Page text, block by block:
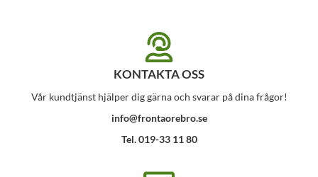
KONTAKTA OSS
Vår kundtjänst hjälper dig gärna och svarar på dina frågor!
info@frontaorebro.se
Tel. 019-33 11 80